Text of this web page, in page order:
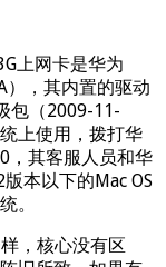
上网卡是华为
），其内置的驱动
包（2009-11-
上使用，拨打华
，其客服人员和华
本以下的Mac OS
。
，核心没有区